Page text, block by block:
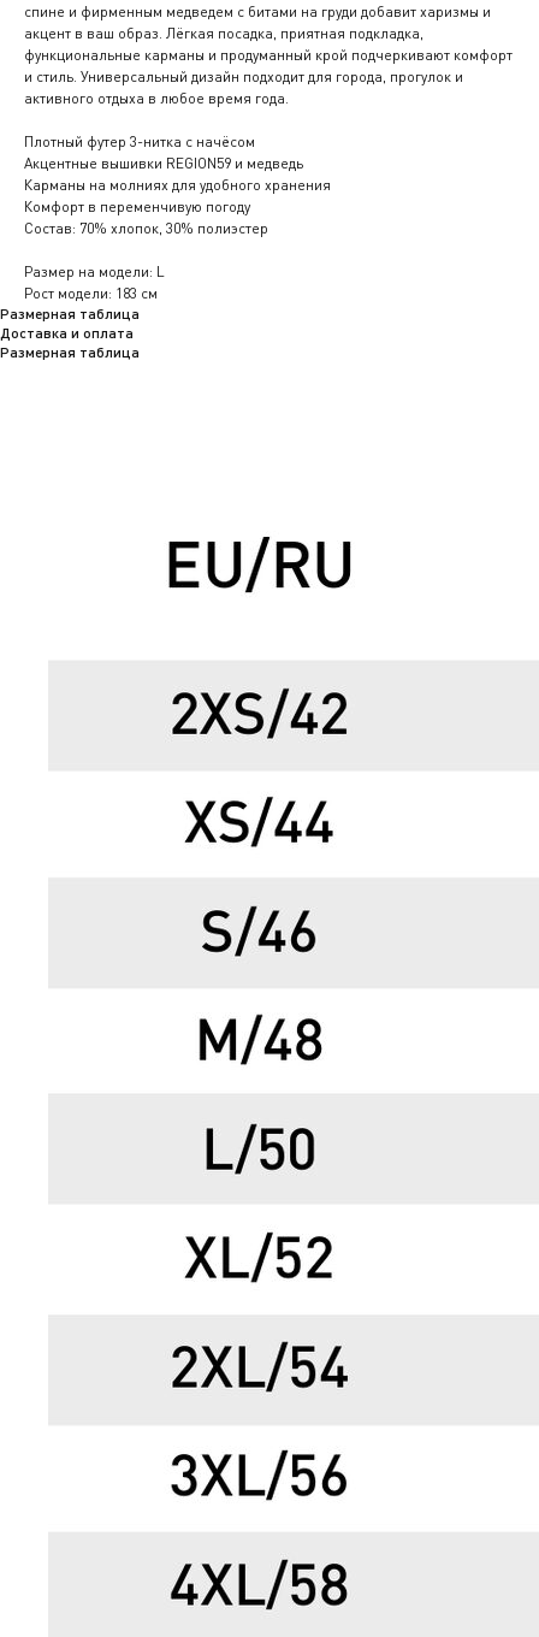
спине и фирменным медведем с битами на груди добавит харизмы и
акцент в ваш образ. Лёгкая посадка, приятная подкладка,
функциональные карманы и продуманный крой подчеркивают комфорт
и стиль. Универсальный дизайн подходит для города, прогулок и
активного отдыха в любое время года.
Плотный футер 3-нитка с начёсом
Акцентные вышивки REGION59 и медведь
Карманы на молниях для удобного хранения
Комфорт в переменчивую погоду
Состав: 70% хлопок, 30% полиэстер
Размер на модели: L
Рост модели: 183 см
Размерная таблица
Доставка и оплата
Размерная таблица